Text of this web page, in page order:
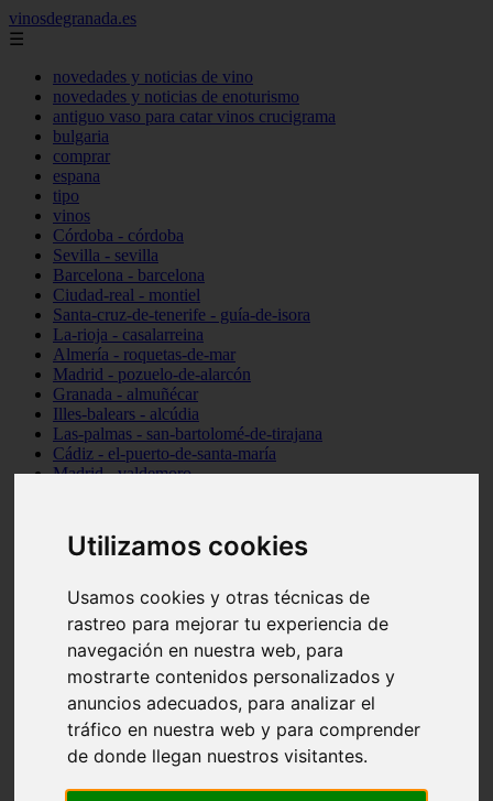
Utilizamos cookies
Usamos cookies y otras técnicas de
rastreo para mejorar tu experiencia de
navegación en nuestra web, para
mostrarte contenidos personalizados y
anuncios adecuados, para analizar el
tráfico en nuestra web y para comprender
de donde llegan nuestros visitantes.
vinosdegranada.es
☰
novedades y noticias de vino
novedades y noticias de enoturismo
antiguo vaso para catar vinos crucigrama
bulgaria
comprar
espana
tipo
vinos
Córdoba - córdoba
Sevilla - sevilla
Barcelona - barcelona
Ciudad-real - montiel
Santa-cruz-de-tenerife - guía-de-isora
La-rioja - casalarreina
Almería - roquetas-de-mar
Madrid - pozuelo-de-alarcón
Granada - almuñécar
Illes-balears - alcúdia
Las-palmas - san-bartolomé-de-tirajana
Cádiz - el-puerto-de-santa-maría
Madrid - valdemoro
Cantabria - suances
Sevilla - bormujos
Málaga - júzcar
Huesca - alquézar
Huesca - castejón-de-sos
Lleida - alt-àneu
Córdoba - almedinilla
Navarra - zangoza
Cantabria - arenas-de-iguña
Barcelona - la-pobla-de-lillet
Murcia - cartagena